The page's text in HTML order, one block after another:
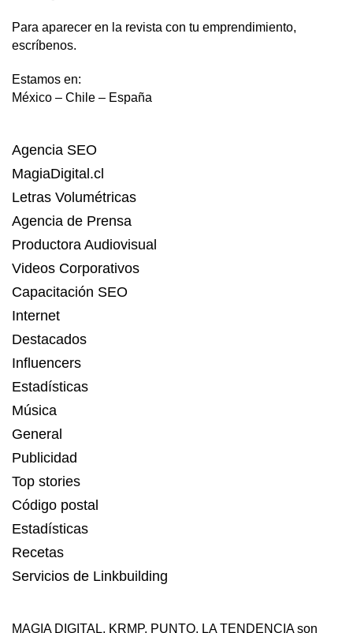
Para aparecer en la revista con tu emprendimiento,
escríbenos.
Estamos en:
México – Chile – España
Agencia SEO
MagiaDigital.cl
Letras Volumétricas
Agencia de Prensa
Productora Audiovisual
Videos Corporativos
Capacitación SEO
Internet
Destacados
Influencers
Estadísticas
Música
General
Publicidad
Top stories
Código postal
Estadísticas
Recetas
Servicios de Linkbuilding
MAGIA DIGITAL, KRMP, PUNTO, LA TENDENCIAson